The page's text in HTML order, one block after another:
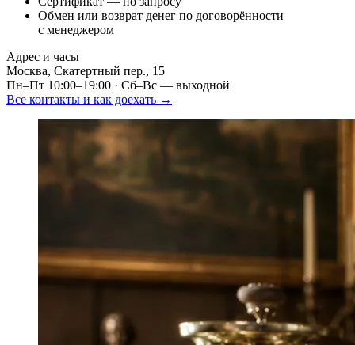
Обмен или возврат денег по договорённости
с менеджером
Адрес и часы
Москва, Скатертный пер., 15
Пн–Пт 10:00–19:00 · Сб–Вс — выходной
Все контакты и как доехать →